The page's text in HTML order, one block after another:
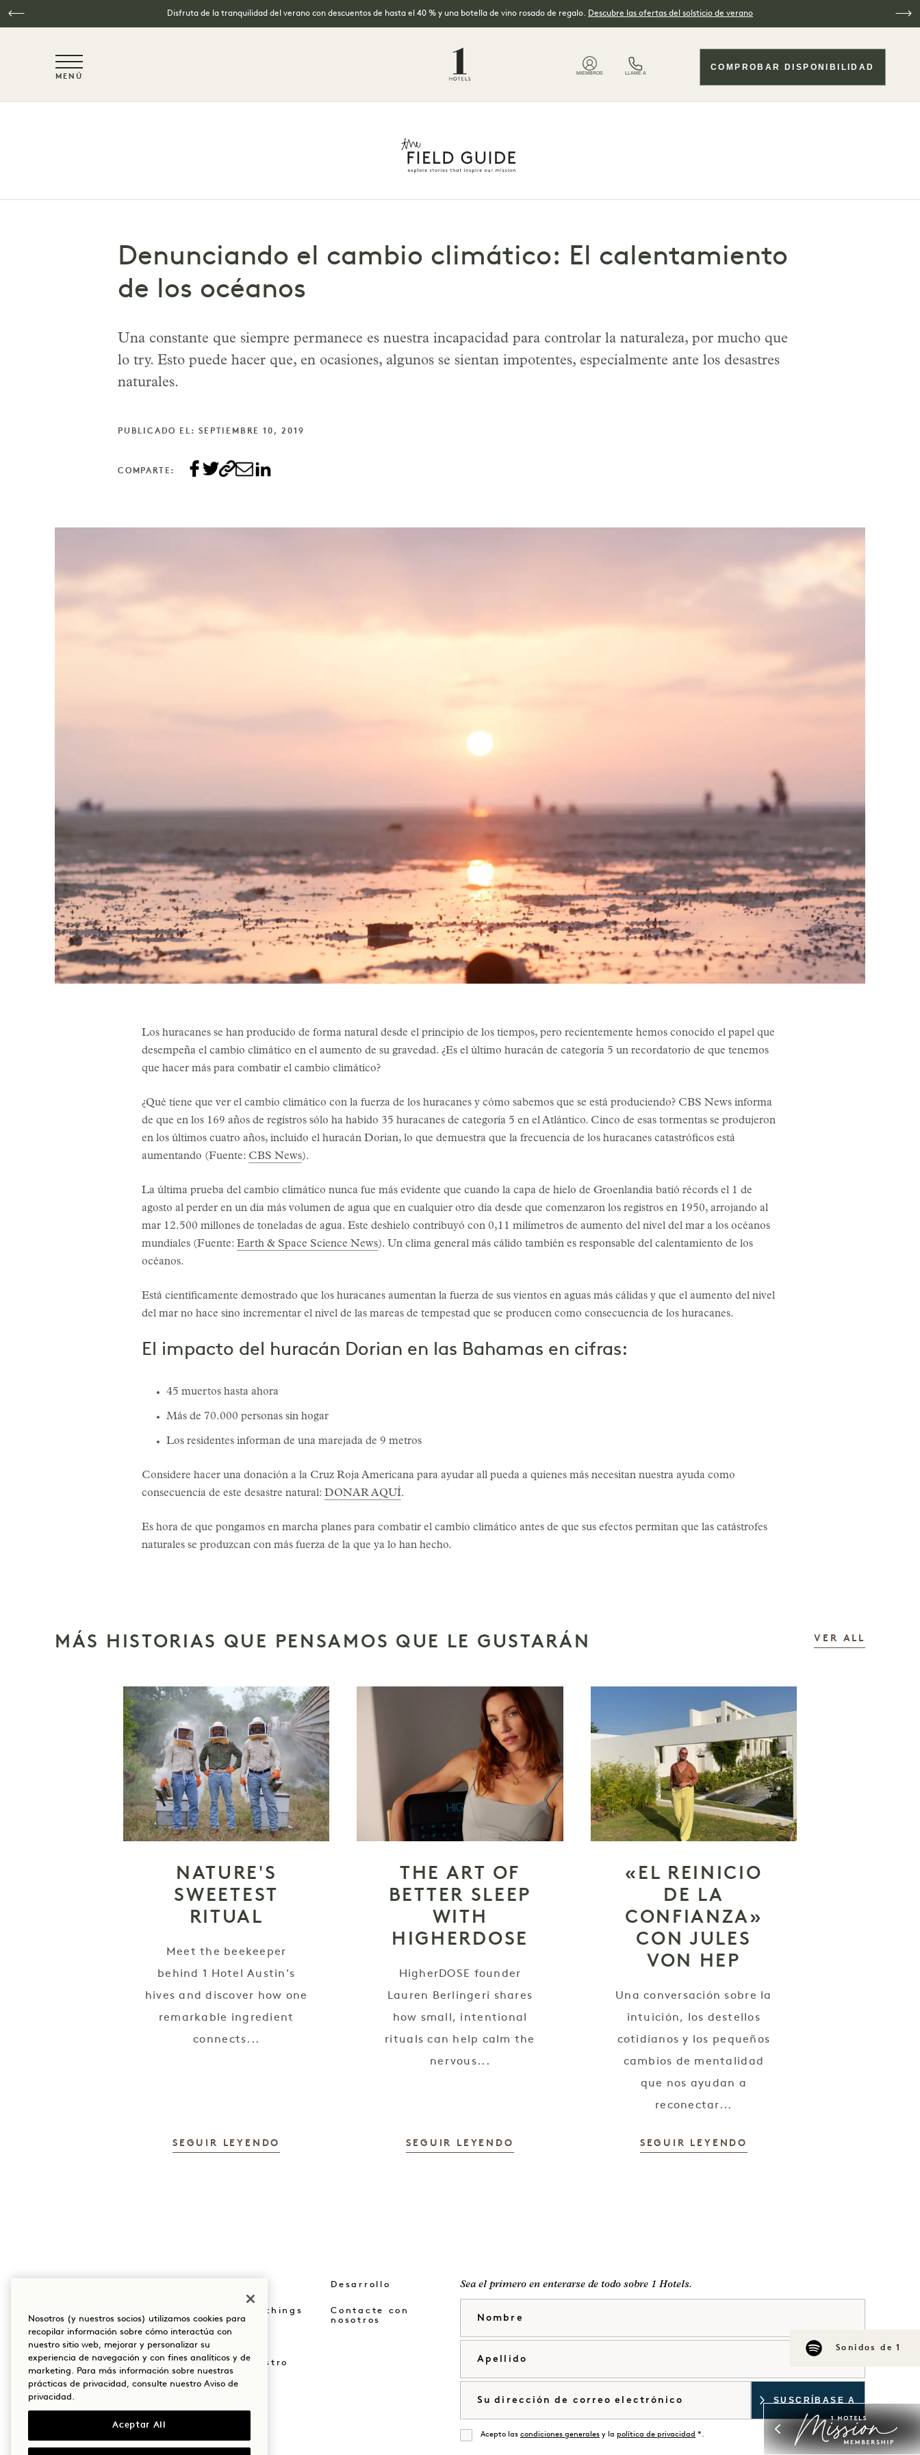
Disfruta de la tranquilidad del verano con descuentos de hasta el 40 % y una botella de vino rosado de regalo. Descubre las ofertas del solsticio de verano
NaN / 6
MENÚ MIEMBROS LLAME A
COMPROBAR DISPONIBILIDAD
Denunciando el cambio climático: El calentamiento
de los océanos
Una constante que siempre permanece es nuestra incapacidad para controlar la naturaleza, por mucho que
lo try. Esto puede hacer que, en ocasiones, algunos se sientan impotentes, especialmente ante los desastres
naturales.
PUBLICADO EL: SEPTIEMBRE 10, 2019
COMPARTE:
Los huracanes se han producido de forma natural desde el principio de los tiempos, pero recientemente hemos conocido el papel que
desempeña el cambio climático en el aumento de su gravedad. ¿Es el último huracán de categoría 5 un recordatorio de que tenemos
que hacer más para combatir el cambio climático?
¿Qué tiene que ver el cambio climático con la fuerza de los huracanes y cómo sabemos que se está produciendo? CBS News informa
de que en los 169 años de registros sólo ha habido 35 huracanes de categoría 5 en el Atlántico. Cinco de esas tormentas se produjeron
en los últimos cuatro años, incluido el huracán Dorian, lo que demuestra que la frecuencia de los huracanes catastróficos está
aumentando (Fuente: CBS News).
La última prueba del cambio climático nunca fue más evidente que cuando la capa de hielo de Groenlandia batió récords el 1 de
agosto al perder en un día más volumen de agua que en cualquier otro día desde que comenzaron los registros en 1950, arrojando al
mar 12.500 millones de toneladas de agua. Este deshielo contribuyó con 0,11 milímetros de aumento del nivel del mar a los océanos
mundiales (Fuente: Earth & Space Science News). Un clima general más cálido también es responsable del calentamiento de los
océanos.
Está científicamente demostrado que los huracanes aumentan la fuerza de sus vientos en aguas más cálidas y que el aumento del nivel
del mar no hace sino incrementar el nivel de las mareas de tempestad que se producen como consecuencia de los huracanes.
El impacto del huracán Dorian en las Bahamas en cifras:
45 muertos hasta ahora
Más de 70.000 personas sin hogar
Los residentes informan de una marejada de 9 metros
Considere hacer una donación a la Cruz Roja Americana para ayudar all pueda a quienes más necesitan nuestra ayuda como
consecuencia de este desastre natural: DONAR AQUÍ.
Es hora de que pongamos en marcha planes para combatir el cambio climático antes de que sus efectos permitan que las catástrofes
naturales se produzcan con más fuerza de la que ya lo han hecho.
MÁS HISTORIAS QUE PENSAMOS QUE LE GUSTARÁN VER ALL
NATURE'S
SWEETEST
RITUAL
Meet the beekeeper
behind 1 Hotel Austin's
hives and discover how one
remarkable ingredient
connects...
SEGUIR LEYENDO
THE ART OF
BETTER SLEEP
WITH
HIGHERDOSE
HigherDOSE founder
Lauren Berlingeri shares
how small, intentional
rituals can help calm the
nervous...
SEGUIR LEYENDO
«EL REINICIO
DE LA
CONFIANZA»
CON JULES
VON HEP
Una conversación sobre la
intuición, los destellos
cotidianos y los pequeños
cambios de mentalidad
que nos ayudan a
reconectar...
SEGUIR LEYENDO
Sonidos de 1
Nuestras sedes
Nuestra historia
Sostenibilidad
The Field Guide
Tienda Goodthings
Mission
Únete a nuestro
equipo
Desarrollo
Contacte con
nosotros
Sea el primero en enterarse de todo sobre 1 Hotels.
De acuerdo
Acepto las condiciones generales y la política de privacidad *.
Nosotros (y nuestros socios) utilizamos cookies para
recopilar información sobre cómo interactúa con
nuestro sitio web, mejorar y personalizar su
experiencia de navegación y con fines analíticos y de
marketing. Para más información sobre nuestras
prácticas de privacidad, consulte nuestro Aviso de
privacidad .
Aceptar All